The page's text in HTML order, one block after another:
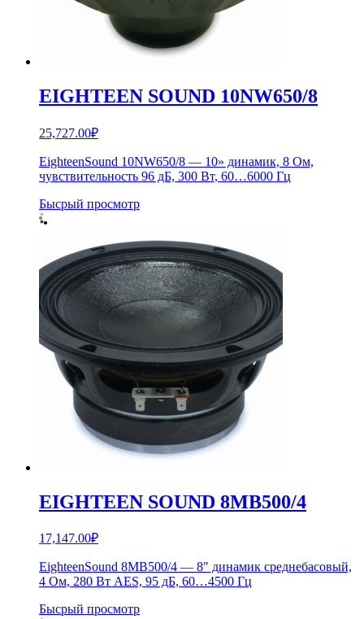
EIGHTEEN SOUND 10NW650/8
25,727.00₽
EighteenSound 10NW650/8 — 10» динамик, 8 Ом,
чувствительность 96 дБ, 300 Вт, 60…6000 Гц
Бысрый просмотр
EIGHTEEN SOUND 8MB500/4
17,147.00₽
EighteenSound 8MB500/4 — 8″ динамик среднебасовый,
4 Ом, 280 Вт AES, 95 дБ, 60…4500 Гц
Бысрый просмотр